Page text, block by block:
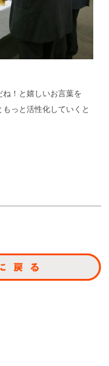
！と嬉しいお言葉を
っと活性化していくと